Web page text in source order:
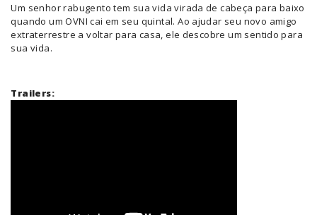
Um senhor rabugento tem sua vida virada de cabeça para baixo
quando um OVNI cai em seu quintal. Ao ajudar seu novo amigo
extraterrestre a voltar para casa, ele descobre um sentido para
sua vida.
Trailers: